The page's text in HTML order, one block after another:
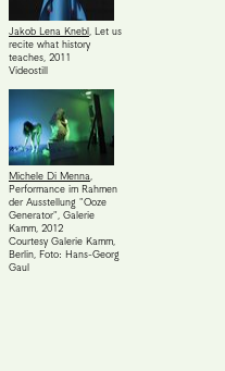
Jakob Lena Knebl, Let us
recite what history
teaches, 2011
Videostill
Michele Di Menna,
Performance im Rahmen
der Ausstellung "Ooze
Generator", Galerie
Kamm, 2012
Courtesy Galerie Kamm,
Berlin, Foto: Hans-Georg
Gaul